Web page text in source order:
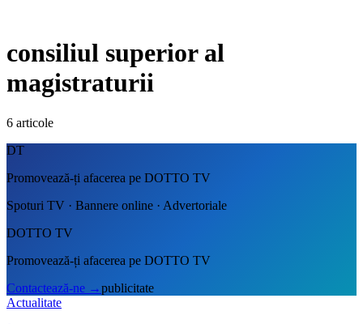
consiliul superior al
magistraturii
6 articole
DT
Promovează-ți afacerea pe DOTTO TV
Spoturi TV · Bannere online · Advertoriale
DOTTO TV
Promovează-ți afacerea pe DOTTO TV
Contactează-ne →publicitate
Actualitate